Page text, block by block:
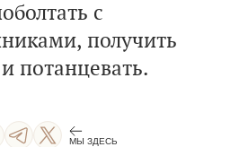
с
получить
потанцевать.
МЫ ЗДЕСЬ